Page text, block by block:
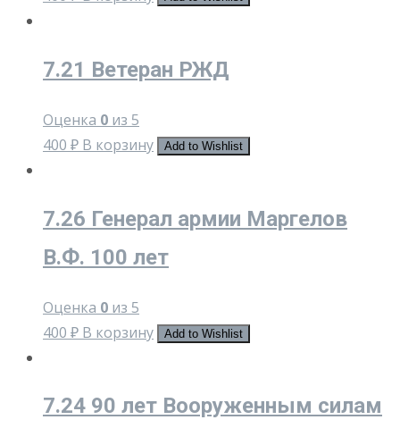
7.21 Ветеран РЖД
Оценка 0 из 5
400 ₽ В корзину Add to Wishlist
7.26 Генерал армии Маргелов
В.Ф. 100 лет
Оценка 0 из 5
400 ₽ В корзину Add to Wishlist
7.24 90 лет Вооруженным силам